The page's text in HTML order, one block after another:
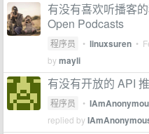
有没有喜欢听播客
Open Podcasts
程序员 • linuxsuren •
bymayli
有没有开放的 API
程序员 •
replied by